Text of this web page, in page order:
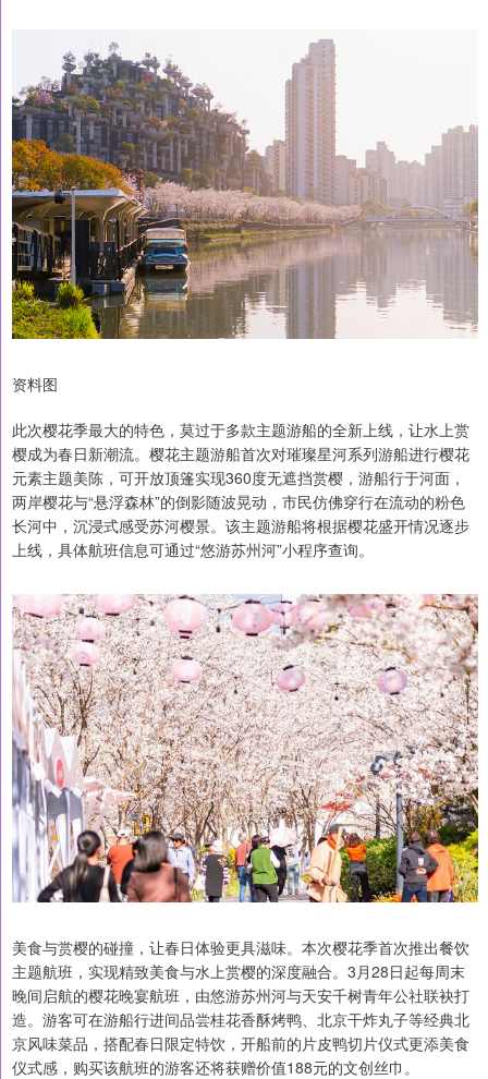
资料图
此次樱花季最大的特色，莫过于多款主题游船的全新上线，让水上赏
樱成为春日新潮流。樱花主题游船首次对璀璨星河系列游船进行樱花
元素主题美陈，可开放顶篷实现360度无遮挡赏樱，游船行于河面，
两岸樱花与“悬浮森林”的倒影随波晃动，市民仿佛穿行在流动的粉色
长河中，沉浸式感受苏河樱景。该主题游船将根据樱花盛开情况逐步
上线，具体航班信息可通过“悠游苏州河”小程序查询。
美食与赏樱的碰撞，让春日体验更具滋味。本次樱花季首次推出餐饮
主题航班，实现精致美食与水上赏樱的深度融合。3月28日起每周末
晚间启航的樱花晚宴航班，由悠游苏州河与天安千树青年公社联袂打
造。游客可在游船行进间品尝桂花香酥烤鸭、北京干炸丸子等经典北
京风味菜品，搭配春日限定特饮，开船前的片皮鸭切片仪式更添美食
仪式感，购买该航班的游客还将获赠价值188元的文创丝巾。